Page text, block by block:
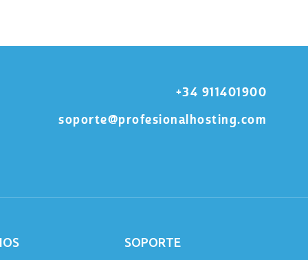
+34 911401900
soporte@profesionalhosting.com
SOPORTE